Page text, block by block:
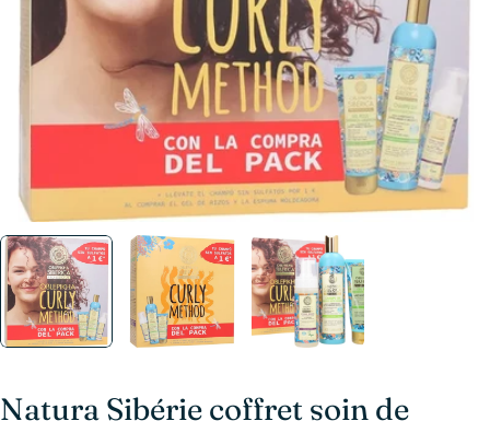
Natura Sibérie coffret soin de